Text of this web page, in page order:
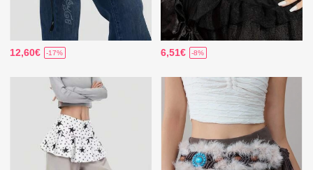
12,60€ -17% 6,51€ -8%